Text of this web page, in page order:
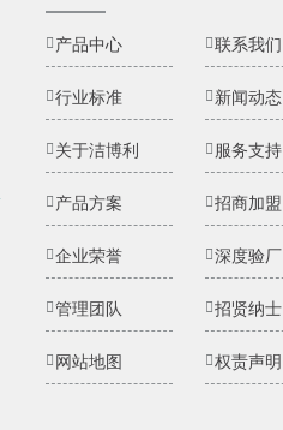
产品中心 联系我们
行业标准 新闻动态
关于洁博利 服务支持
产品方案 招商加盟
企业荣誉 深度验厂
管理团队 招贤纳士
网站地图 权责声明